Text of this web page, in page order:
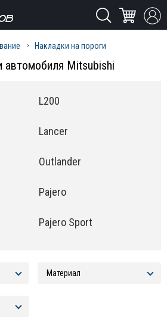
Накладки на пороги
автомобиля Mitsubishi
L200
Lancer
Outlander
Pajero
Pajero Sport